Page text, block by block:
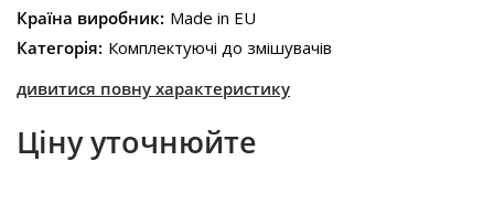
Країна виробник: Made in EU
Категорія: Комплектуючі до змішувачів
дивитися повну характеристику
Ціну уточнюйте